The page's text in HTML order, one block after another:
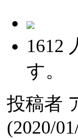
1612
す。
投稿者
(2020/